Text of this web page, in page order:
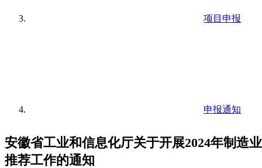
项目申报
申报通知
安徽省工业和信息化厅关于开展2024年制造
推荐工作的通知